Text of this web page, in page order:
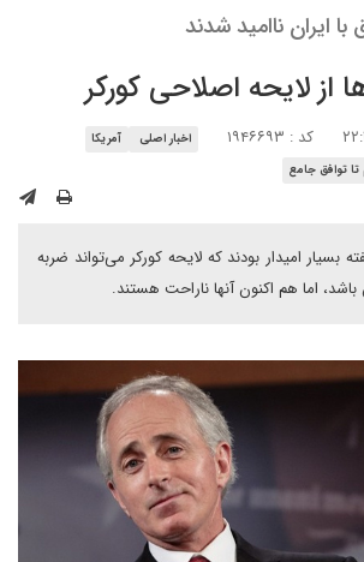
ایران ناامید شدند
از لایحه اصلاحی کورکر
کد : ۱۹۴۶۶۹۳ اخبار اصلی
آمریکا
تا توافق جامع
بسیار امیدار بودند که لایحه کورکر می‌تواند ضربه
باشد، اما هم اکنون آنها ناراحت هستند.